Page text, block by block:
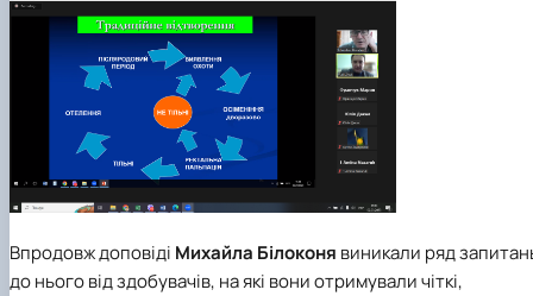
Впродовж доповіді Михайла Білоконя виникали ряд
до нього від здобувачів, на які вони отримували чіткі,